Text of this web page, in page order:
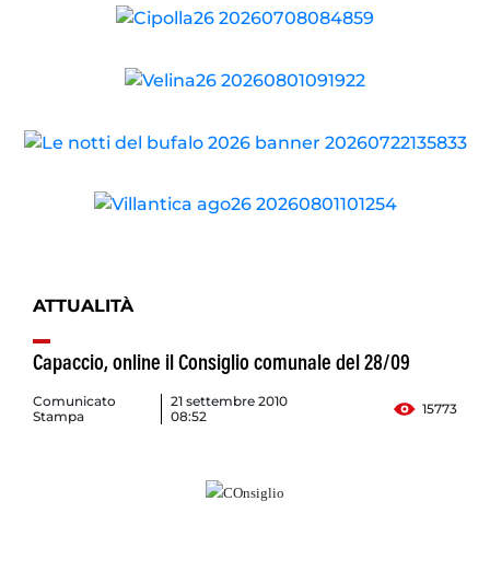
ATTUALITÀ
Capaccio, online il Consiglio comunale del 28/09
Comunicato
Stampa
21 settembre 2010
08:52
15773